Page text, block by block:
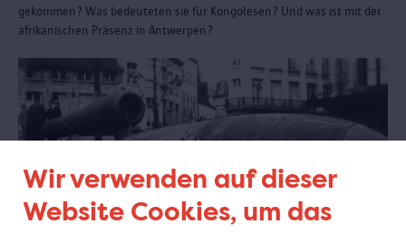
Wir verwenden auf dieser
Website Cookies, um das
gekommen? Was bedeuteten sie für Kongolesen? Und was ist mit der
afrikanischen Präsenz in Antwerpen?